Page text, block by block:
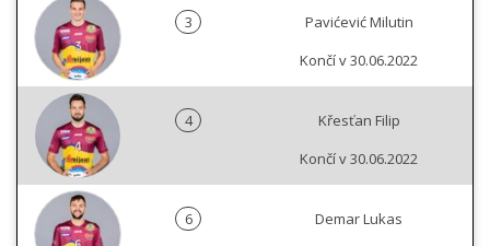
3
Pavićević Milutin
Končí v 30.06.2022
4
Křesťan Filip
Končí v 30.06.2022
6
Demar Lukas